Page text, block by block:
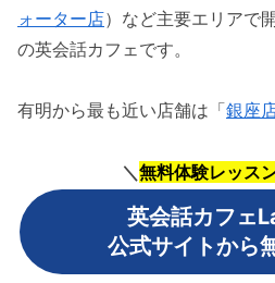
ォーター店）など主要エリアで
の英会話カフェです。
有明から最も近い店舗は「銀座
＼無料体験レッス
英会話カフェ
公式サイトから